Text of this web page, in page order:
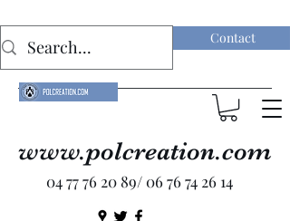
04 77 76 20 89/ 06 76 74 26 14
www.polcreation.com
Contact